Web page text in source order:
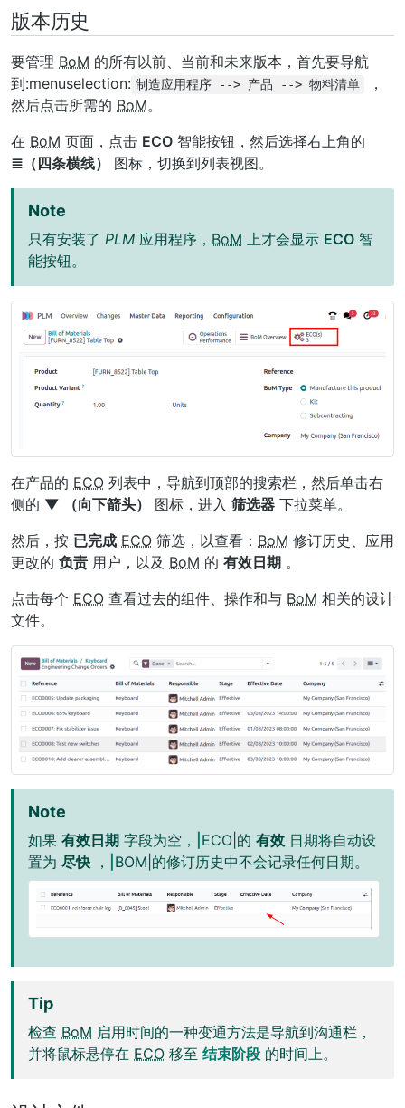
版本历史
要管理 BoM 的所有以前、当前和未来版本，首先要导航
到:menuselection: 制造应用程序 --> 产品 --> 物料清单
，
然后点击所需的 BoM。
在 BoM 页面，点击 ECO 智能按钮，然后选择右上角的
≣（四条横线）
图标，切换到列表视图。
Note
只有安装了 PLM 应用程序， BoM 上才会显示 ECO 智
能按钮。
在产品的 ECO 列表中，导航到顶部的搜索栏，然后单击右
侧的 ▼ （向下箭头） 图标，进入 筛选器 下拉菜单。
然后，按 已完成 ECO 筛选，以查看： BoM 修订历史、应用
更改的 负责 用户，以及 BoM 的 有效日期 。
点击每个 ECO 查看过去的组件、操作和与 BoM 相关的设计
文件。
Note
如果 有效日期 字段为空， ECO|的 有效 日期将自动设
置为 尽快 ， BOM|的修订历史中不会记录任何日期。
Tip
检查 BoM 启用时间的一种变通方法是导航到沟通栏，
并将鼠标悬停在 ECO 移至 结束阶段 的时间上。